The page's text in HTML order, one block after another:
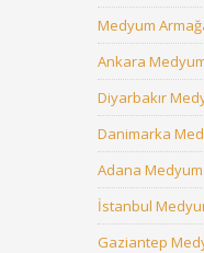
Medyum
Ankara
Diyarbakır
Danimarka
Adana
İstanbul
Gaziantep